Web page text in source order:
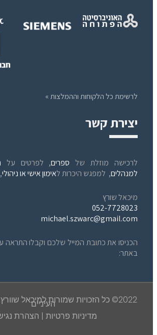
לרשימת כל הלקוחות וההמלצות »
יצירת קשר
לרכישה מוזלת של ספרים, לפרטים על
למנהלים, למפגש היכרות לאימון אישי או ניהולי
מיכאל שורץ
052-7728023
michael.szwarc@gmail.com
הכניסו את כתובת המייל שלכם וקבלו
באתר:
2022© כל הזכויות שמורות למיכאל
העיניים
מדיניות פרטיות | הצהרת